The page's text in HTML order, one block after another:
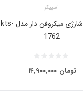
اسپیکر
اسپیکر شارژی میکروفن دار مدل kts-
1762
۱۴,۹۰۰,۰۰۰ تومان